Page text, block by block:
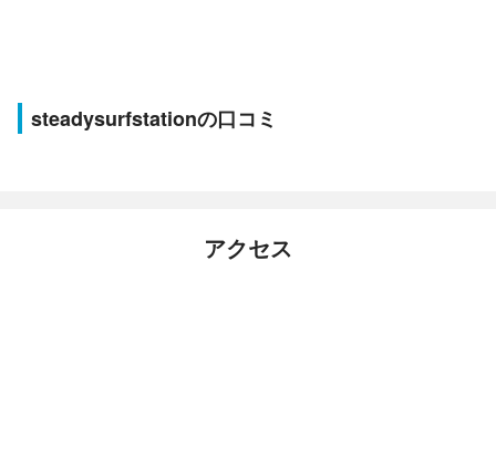
steadysurfstationの口コミ
アクセス